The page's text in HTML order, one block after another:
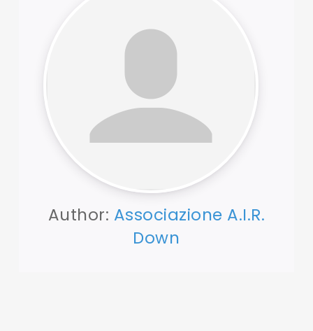
Author: Associazione A.I.R.
Down